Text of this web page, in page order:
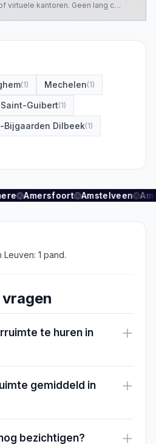
virtuele kantoren. Geen lang contract
(1) Mechelen(1)
Guibert(1)
Bijgaarden Dilbeek(1)
Amersfoort Amstelveen
1 pand.
te huren in
gemiddeld in
bezichtigen?